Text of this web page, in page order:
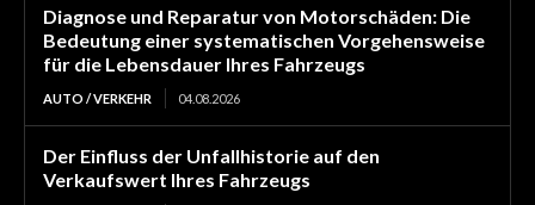
Diagnose und Reparatur von Motorschäden: Die
Bedeutung einer systematischen Vorgehensweise
für die Lebensdauer Ihres Fahrzeugs
AUTO / VERKEHR 04.08.2026
Der Einfluss der Unfallhistorie auf den
Verkaufswert Ihres Fahrzeugs